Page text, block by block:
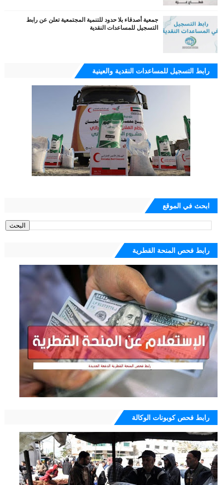
جمعية أصدقاء بلا حدود للتنمية المجتمعية تعلن عن رابط
التسجيل للمساعدات النقدية
رابط التسجيل للمساعدات النقدية والعينية
ابحث في الموقع
رابط فحص المنحة القطرية
رابط فحص كوبونات الوكالة